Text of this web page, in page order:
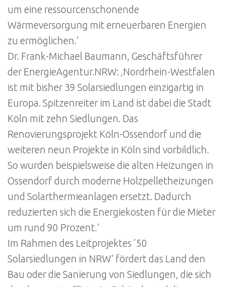
um eine ressourcenschonende
Wärmeversorgung mit erneuerbaren Energien
zu ermöglichen.‘
Dr. Frank-Michael Baumann, Geschäftsführer
der EnergieAgentur.NRW: ‚Nordrhein-Westfalen
ist mit bisher 39 Solarsiedlungen einzigartig in
Europa. Spitzenreiter im Land ist dabei die Stadt
Köln mit zehn Siedlungen. Das
Renovierungsprojekt Köln-Ossendorf und die
weiteren neun Projekte in Köln sind vorbildlich.
So wurden beispielsweise die alten Heizungen in
Ossendorf durch moderne Holzpelletheizungen
und Solarthermieanlagen ersetzt. Dadurch
reduzierten sich die Energiekosten für die Mieter
um rund 90 Prozent.‘
Im Rahmen des Leitprojektes ’50
Solarsiedlungen in NRW‘ fördert das Land den
Bau oder die Sanierung von Siedlungen, die sich